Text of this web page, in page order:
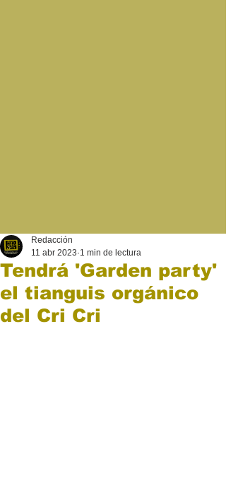
Tendrá 'Garden party'
el tianguis orgánico
del Cri Cri
Redacción
11 abr 2023 1 min de lectura